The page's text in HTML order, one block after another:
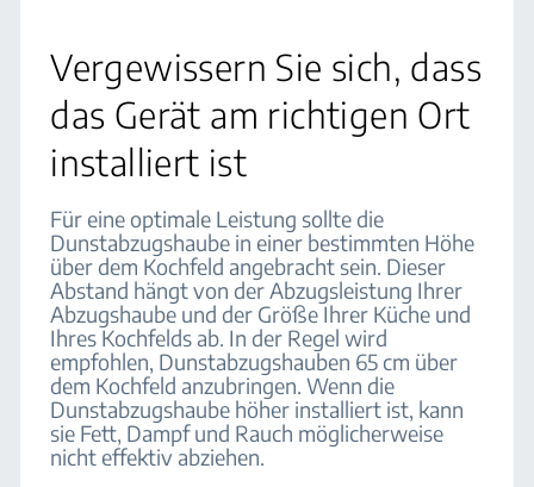
Vergewissern Sie sich, dass
das Gerät am richtigen Ort
installiert ist
Für eine optimale Leistung sollte die
Dunstabzugshaube in einer bestimmten Höhe
über dem Kochfeld angebracht sein. Dieser
Abstand hängt von der Abzugsleistung Ihrer
Abzugshaube und der Größe Ihrer Küche und
Ihres Kochfelds ab. In der Regel wird
empfohlen, Dunstabzugshauben 65 cm über
dem Kochfeld anzubringen. Wenn die
Dunstabzugshaube höher installiert ist, kann
sie Fett, Dampf und Rauch möglicherweise
nicht effektiv abziehen.